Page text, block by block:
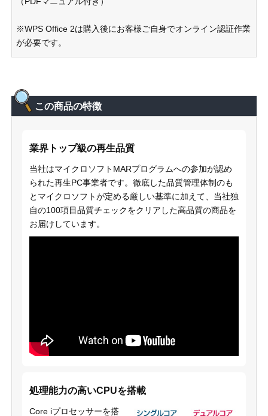
※WPS Office 2は購入後にお客様ご自身でオンライン認証作業
が必要です。
この商品の特徴
業界トップ級の再生品質
当社はマイクロソフトMARプログラムへの参加が認め
られた再生PC事業者です。徹底した品質管理体制のも
とマイクロソフトが定める厳しい基準に加えて、当社独
自の100項目品質チェックをクリアした高品質の商品を
お届けしています。
処理能力の高いCPUを搭載
Core iプロセッサーを搭